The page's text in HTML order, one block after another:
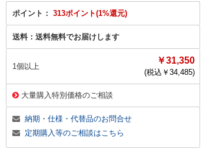
ポイント： 313ポイント(1%還元)
送料： 送料無料でお届けします
1個以上
￥31,350
(税込￥ 34,485)
大量購入特別価格のご相談
納期・仕様・代替品のお問合せ
定期購入等のご相談はこちら